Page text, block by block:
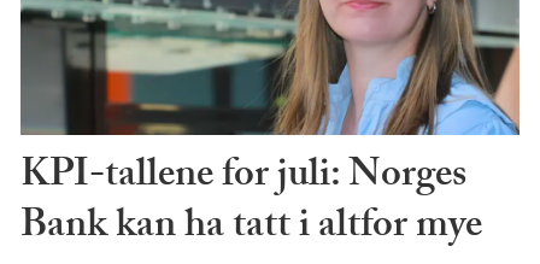
KPI-tallene for juli: Norges
Bank kan ha tatt i altfor mye